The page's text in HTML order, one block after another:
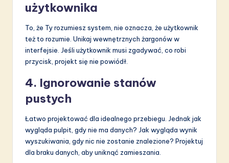
użytkownika
To, że Ty rozumiesz system, nie oznacza, że użytkownik
też to rozumie. Unikaj wewnętrznych żargonów w
interfejsie. Jeśli użytkownik musi zgadywać, co robi
przycisk, projekt się nie powiódł.
4. Ignorowanie stanów
pustych
Łatwo projektować dla idealnego przebiegu. Jednak jak
wygląda pulpit, gdy nie ma danych? Jak wygląda wynik
wyszukiwania, gdy nic nie zostanie znalezione? Projektuj
dla braku danych, aby uniknąć zamieszania.